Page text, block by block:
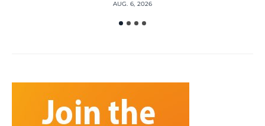
AUG. 6, 2026